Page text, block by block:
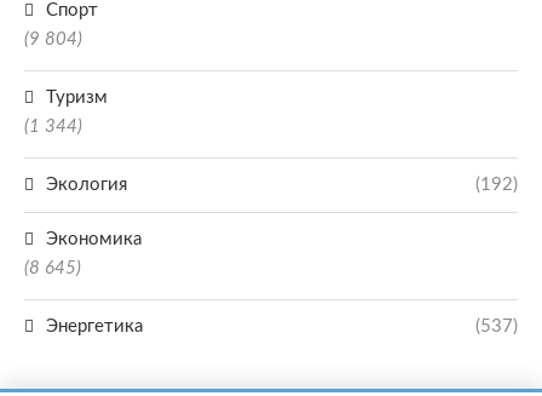
Спорт
(9 804)
Туризм
(1 344)
Экология (192)
Экономика
(8 645)
Энергетика (537)